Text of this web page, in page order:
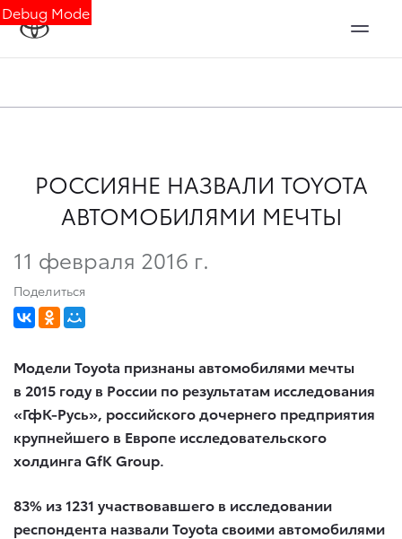
Debug Mode
РОССИЯНЕ НАЗВАЛИ TOYOTA
АВТОМОБИЛЯМИ МЕЧТЫ
11 февраля 2016 г.
Поделиться
МоделиToyota признаны автомобилями мечты
в 2015 году в России по результатам исследования
«ГфК-Русь», российского дочернего предприятия
крупнейшего в Европе исследовательского
холдинга GfK Group.
83% из 1231 участвовавшего в исследовании
респондента назвали Toyota своими автомобилями